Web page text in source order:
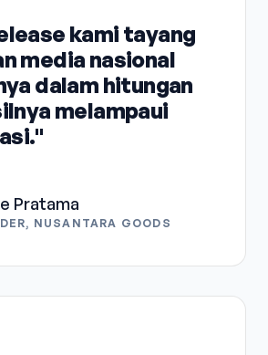
kami tayang
media nasional
dalam hitungan
melampaui
Pratama
NUSANTARA GOODS